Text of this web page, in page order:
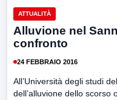
ATTUALITÀ
Alluvione nel
confronto
24 FEBBRAIO 2016
All’Università degli studi
dell’alluvione dello scorso